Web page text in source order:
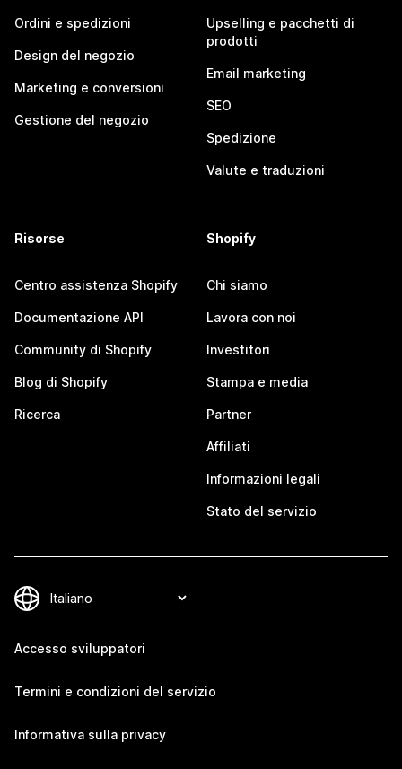
Ordini e spedizioni
Design del negozio
Marketing e conversioni
Gestione del negozio
Upselling e pacchetti di
prodotti
Email marketing
SEO
Spedizione
Valute e traduzioni
Risorse
Centro assistenza Shopify
Documentazione API
Community di Shopify
Blog di Shopify
Ricerca
Shopify
Chi siamo
Lavora con noi
Investitori
Stampa e media
Partner
Affiliati
Informazioni legali
Stato del servizio
Accesso sviluppatori
Termini e condizioni del servizio
Informativa sulla privacy